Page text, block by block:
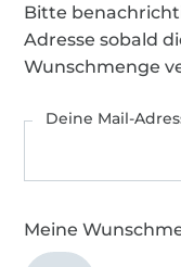
Bitte
Adresse sobald
Wunschmenge
Deine Mail-
Meine